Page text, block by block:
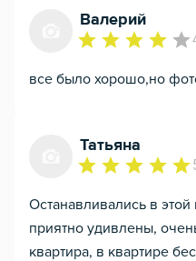
Валерий
все было хорошо,но
Татьяна
Останавливались в
приятно удивлены,
квартира, в квартире